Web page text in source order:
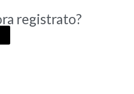
registrato?